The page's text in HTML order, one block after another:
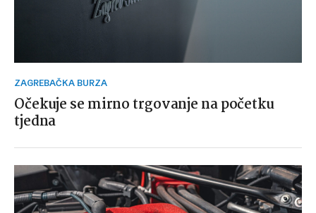
ZAGREBAČKA BURZA
Očekuje se mirno trgovanje na početku
tjedna